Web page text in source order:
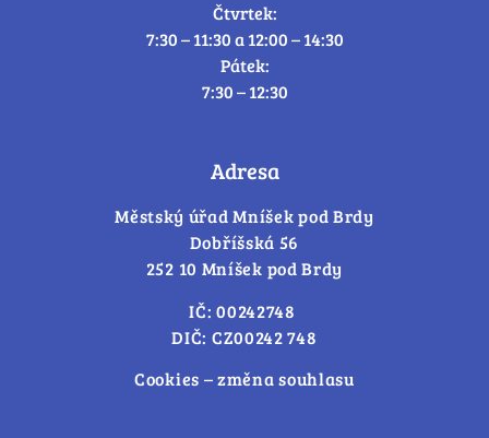
Čtvrtek:
7:30 – 11:30 a 12:00 – 14:30
Pátek:
7:30 – 12:30
Adresa
Městský úřad Mníšek pod Brdy
Dobříšská 56
252 10 Mníšek pod Brdy
IČ: 00242748
DIČ: CZ00242 748
Cookies – změna souhlasu